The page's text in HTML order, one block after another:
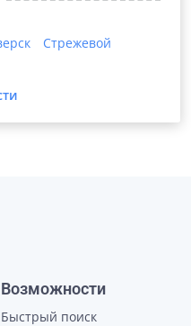
Стрежевой
Возможности
Быстрый поиск